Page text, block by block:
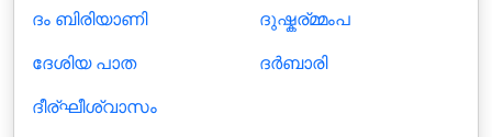
ദം ബിരിയാണി
ദേശിയ പാത
ദുഷ്കര്മ്മംപ
ദർബാരി
ദീര്ഘീശ്വാസം